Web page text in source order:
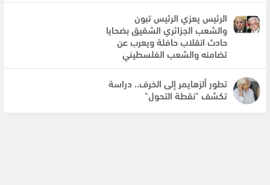
الرئيس يعزي الرئيس تبون
والشعب الجزائري الشقيق بضحايا
حادث انقلاب حافلة ويعرب عن
تضامنه والشعب الفلسطيني
تطور ألزهايمر إلى الخرف.. دراسة
تكشف "نقطة التحول"